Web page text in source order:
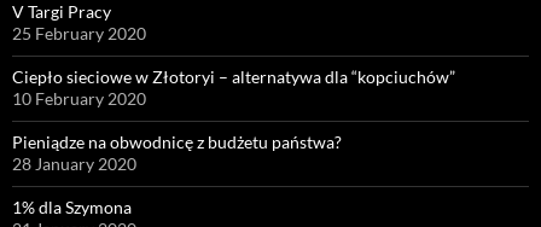
V Targi Pracy
25 February 2020
Ciepło sieciowe w Złotoryi – alternatywa dla “kopciuchów”
10 February 2020
Pieniądze na obwodnicę z budżetu państwa?
28 January 2020
1% dla Szymona